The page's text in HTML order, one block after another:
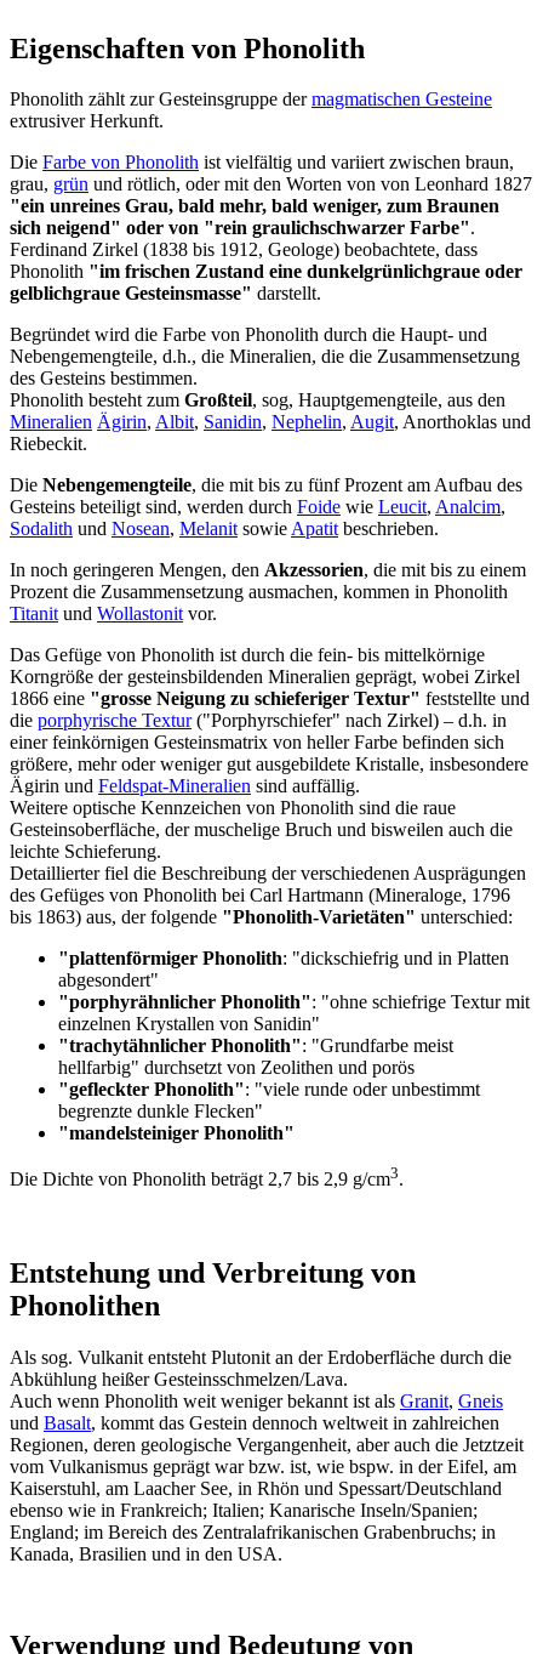
Eigenschaften von Phonolith
Phonolith zählt zur Gesteinsgruppe dermagmatischen Gesteine
extrusiver Herkunft.
Die Farbe von Phonolith ist vielfältig und variiert zwischen braun,
grau, grün und rötlich, oder mit den Worten von von Leonhard 1827
"ein unreines Grau, bald mehr, bald weniger, zum Braunen
sich neigend" oder von "rein graulichschwarzer Farbe".
Ferdinand Zirkel (1838 bis 1912, Geologe) beobachtete, dass
Phonolith "im frischen Zustand eine dunkelgrünlichgraue oder
gelblichgraue Gesteinsmasse" darstellt.
Begründet wird die Farbe von Phonolith durch die Haupt- und
Nebengemengteile, d.h., die Mineralien, die die Zusammensetzung
des Gesteins bestimmen.
Phonolith besteht zum Großteil, sog, Hauptgemengteile, aus den
Mineralien Ägirin, Albit, Sanidin, Nephelin, Augit, Anorthoklas und
Riebeckit.
Die Nebengemengteile, die mit bis zu fünf Prozent am Aufbau des
Gesteins beteiligt sind, werden durch Foide wie Leucit, Analcim,
Sodalith und Nosean, MelanitsowieApatitbeschrieben.
In noch geringeren Mengen, den Akzessorien, die mit bis zu einem
Prozent die Zusammensetzung ausmachen, kommen in Phonolith
Titanitund Wollastonitvor.
Das Gefüge von Phonolith ist durch die fein- bis mittelkörnige
Korngröße der gesteinsbildenden Mineralien geprägt, wobei Zirkel
1866 eine "grosse Neigung zu schieferiger Textur" feststellte und
die porphyrische Textur("Porphyrschiefer" nach Zirkel) – d.h. in
einer feinkörnigen Gesteinsmatrix von heller Farbe befinden sich
größere, mehr oder weniger gut ausgebildete Kristalle, insbesondere
Ägirin und Feldspat-Mineralien sind auffällig.
Weitere optische Kennzeichen von Phonolith sind die raue
Gesteinsoberfläche, der muschelige Bruch und bisweilen auch die
leichte Schieferung.
Detaillierter fiel die Beschreibung der verschiedenen Ausprägungen
des Gefüges von Phonolith bei Carl Hartmann (Mineraloge, 1796
bis 1863) aus, der folgende "Phonolith-Varietäten" unterschied:
"plattenförmiger Phonolith: "dickschiefrig und in Platten
abgesondert"
"porphyrähnlicher Phonolith": "ohne schiefrige Textur mit
einzelnen Krystallen von Sanidin"
"trachytähnlicher Phonolith": "Grundfarbe meist
hellfarbig" durchsetzt von Zeolithen und porös
"gefleckter Phonolith": "viele runde oder unbestimmt
begrenzte dunkle Flecken"
"mandelsteiniger Phonolith"
Die Dichte von Phonolith beträgt 2,7 bis 2,9 g/cm3.
Entstehung und Verbreitung von
Phonolithen
Als sog. Vulkanit entsteht Plutonit an der Erdoberfläche durch die
Abkühlung heißer Gesteinsschmelzen/Lava.
Auch wenn Phonolith weit weniger bekannt ist als Granit, Gneis
und Basalt, kommt das Gestein dennoch weltweit in zahlreichen
Regionen, deren geologische Vergangenheit, aber auch die Jetztzeit
vom Vulkanismus geprägt war bzw. ist, wie bspw. in der Eifel, am
Kaiserstuhl, am Laacher See, in Rhön und Spessart/Deutschland
ebenso wie in Frankreich; Italien; Kanarische Inseln/Spanien;
England; im Bereich des Zentralafrikanischen Grabenbruchs; in
Kanada, Brasilien und in den USA.
Verwendung und Bedeutung von